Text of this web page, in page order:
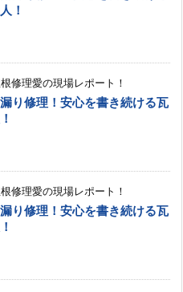
！
修理愛の現場レポート！
り修理！安心を書き続ける瓦
修理愛の現場レポート！
り修理！安心を書き続ける瓦